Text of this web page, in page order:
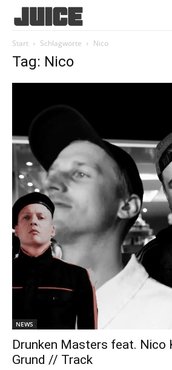
Start Schlagworte Nico
Tag: Nico
NEWS
Drunken Masters feat. Nico
Grund // Track